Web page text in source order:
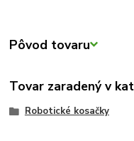
Pôvod tovaru
Tovar zaradený v
Robotické kosačky